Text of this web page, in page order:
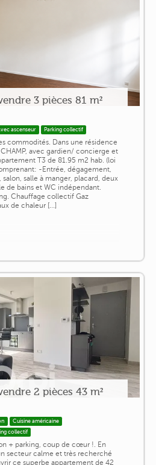
3 pièces 81 m²
ascenseur Parking collectif
commodités. Dans une résidence
avec gardien/ concierge et
T3 de 81.95 m2 hab. (loi
-Entrée, dégagement,
salle à manger, placard, deux
de bains et WC indépendant.
Chauffage collectif Gaz
de chaleur [...]
2 pièces 43 m²
Cuisine américaine
collectif
+ parking, coup de cœur !. En
secteur calme et très recherché
ce superbe appartement de 42